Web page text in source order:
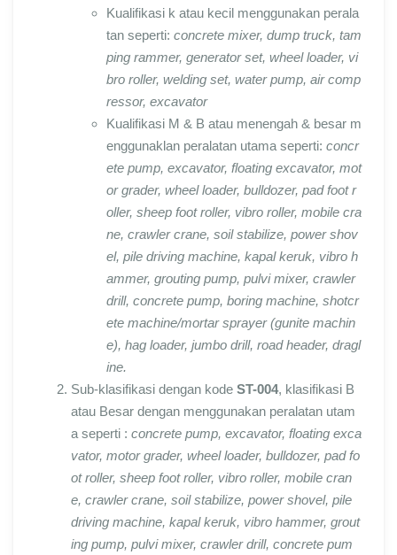
Kualifikasi k atau kecil menggunakan perala
tan seperti: concrete mixer, dump truck, tam
ping rammer, generator set, wheel loader, vi
bro roller, welding set, water pump, air comp
ressor, excavator
Kualifikasi M & B atau menengah & besar m
enggunaklan peralatan utama seperti: concr
ete pump, excavator, floating excavator, mot
or grader, wheel loader, bulldozer, pad foot r
oller, sheep foot roller, vibro roller, mobile cra
ne, crawler crane, soil stabilize, power shov
el, pile driving machine, kapal keruk, vibro h
ammer, grouting pump, pulvi mixer, crawler
drill, concrete pump, boring machine, shotcr
ete machine/mortar sprayer (gunite machin
e), hag loader, jumbo drill, road header, dragl
ine.
Sub-klasifikasi dengan kode ST-004, klasifikasi B
atau Besar dengan menggunakan peralatan utam
a seperti : concrete pump, excavator, floating exca
vator, motor grader, wheel loader, bulldozer, pad fo
ot roller, sheep foot roller, vibro roller, mobile cran
e, crawler crane, soil stabilize, power shovel, pile
driving machine, kapal keruk, vibro hammer, grout
ing pump, pulvi mixer, crawler drill, concrete pum